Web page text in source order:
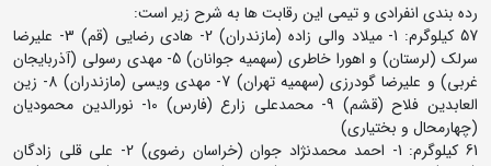
رده بندی انفرادی و تیمی این رقابت ها به شرح زیر است:
57 کیلوگرم: 1- میلاد والی زاده (مازندران) 2- هادی رضایی (قم) 3- علیرضا
سرلک (لرستان) و اهورا خاطری (سهمیه جوانان) 5- مهدی رسولی (آذربایجان
غربی) و علیرضا گودرزی (سهمیه تهران) 7- مهدی ویسی (مازندران) 8- زین
العابدین فلاح (قشم) 9- محمدعلی زارع (فارس) 10- نورالدین محمودیان
(چهارمحال و بختیاری)
61 کیلوگرم: 1- احمد محمدنژاد جوان (خراسان رضوی) 2- علی قلی زادگان